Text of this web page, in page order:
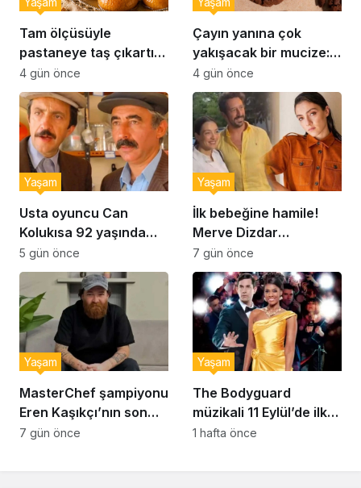
Tam ölçüsüyle
pastaneye taş çıkartır:
Şekerpare tarifi
4 gün önce
Çayın yanına çok
yakışacak bir mucize:
Brownie tadında ıslak
kurabiye tarifi…
4 gün önce
Usta oyuncu Can
Kolukısa 92 yaşında
hayatını kaybetti
Yaşam
5 gün önce
İlk bebeğine hamile!
Merve Dizdar
sessizliğini bozdu: ‘İsim
bulmak çok zor’
Yaşam
7 gün önce
MasterChef şampiyonu
Eren Kaşıkçı’nın son
anlarındaki kahreden
Yaşam
7 gün önce
The Bodyguard
müzikali 11 Eylül’de ilk
kez Türkiye’de
Yaşam
1 hafta önce